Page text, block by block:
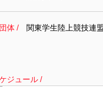
体 / 関東学生陸上競技連
ジュール /